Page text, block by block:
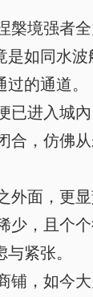
境强者
是如同水
的通道。
进入城內
，仿佛
面，更显
，且个个
紧张。
，如今大